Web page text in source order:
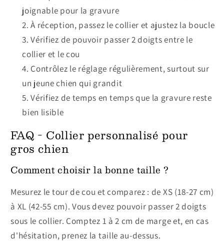
joignable pour la gravure
À réception, passez le collier et ajustez la boucle
Vérifiez de pouvoir passer 2 doigts entre le
collier et le cou
Contrôlez le réglage régulièrement, surtout sur
un jeune chien qui grandit
Vérifiez de temps en temps que la gravure reste
bien lisible
FAQ - Collier personnalisé pour
gros chien
Comment choisir la bonne taille ?
Mesurez le tour de cou et comparez : de XS (18-27 cm)
à XL (42-55 cm). Vous devez pouvoir passer 2 doigts
sous le collier. Comptez 1 à 2 cm de marge et, en cas
d'hésitation, prenez la taille au-dessus.